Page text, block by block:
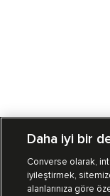
Daha iyi bir
Converse olarak,
iyileştirmek,
alanlarınıza göre